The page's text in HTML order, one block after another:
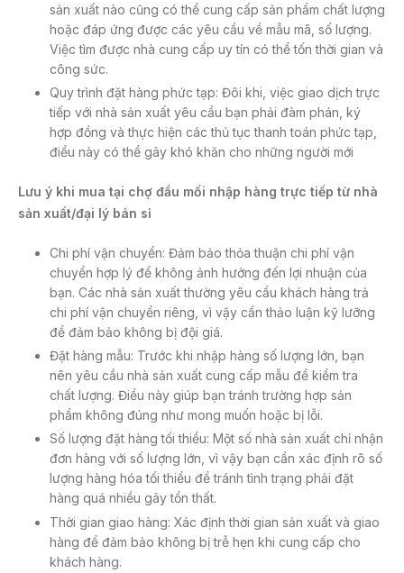
sản xuất nào cũng có thể cung cấp sản phẩm chất lượng
hoặc đáp ứng được các yêu cầu về mẫu mã, số lượng.
Việc tìm được nhà cung cấp uy tín có thể tốn thời gian và
công sức.
Quy trình đặt hàng phức tạp: Đôi khi, việc giao dịch trực
tiếp với nhà sản xuất yêu cầu bạn phải đàm phán, ký
hợp đồng và thực hiện các thủ tục thanh toán phức tạp,
điều này có thể gây khó khăn cho những người mới
Lưu ý khi mua tại chợ đầu mối nhập hàng trực tiếp từ nhà
sản xuất/đại lý bán sỉ
Chi phí vận chuyển: Đảm bảo thỏa thuận chi phí vận
chuyển hợp lý để không ảnh hưởng đến lợi nhuận của
bạn. Các nhà sản xuất thường yêu cầu khách hàng trả
chi phí vận chuyển riêng, vì vậy cần thảo luận kỹ lưỡng
để đảm bảo không bị đội giá.
Đặt hàng mẫu: Trước khi nhập hàng số lượng lớn, bạn
nên yêu cầu nhà sản xuất cung cấp mẫu để kiểm tra
chất lượng. Điều này giúp bạn tránh trường hợp sản
phẩm không đúng như mong muốn hoặc bị lỗi.
Số lượng đặt hàng tối thiểu: Một số nhà sản xuất chỉ nhận
đơn hàng với số lượng lớn, vì vậy bạn cần xác định rõ số
lượng hàng hóa tối thiểu để tránh tình trạng phải đặt
hàng quá nhiều gây tổn thất.
Thời gian giao hàng: Xác định thời gian sản xuất và giao
hàng để đảm bảo không bị trễ hẹn khi cung cấp cho
khách hàng.